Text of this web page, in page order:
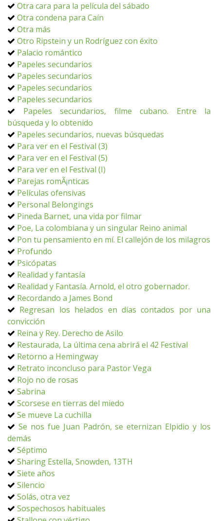
Otra cara para la película del sábado
Otra condena para Caín
Otra más
Otro Ripstein y un Rodríguez con éxito
Palacio romántico
Papeles secundarios
Papeles secundarios
Papeles secundarios
Papeles secundarios
Papeles secundarios, filme cubano. Entre la
búsqueda y lo obtenido
Papeles secundarios, nuevas búsquedas
Para ver en el Festival (3)
Para ver en el Festival (5)
Para ver en el Festival (I)
Parejas romÃ¡nticas
Películas ofensivas
Personal Belongings
Pineda Barnet, una vida por filmar
Poe, La colombiana y un singular Reino animal
Pon tu pensamiento en mí. El callejón de los milagros
Profundo
Psicópatas
Realidad y fantasía
Realidad y Fantasía. Arnold, el otro gobernador.
Recordando a James Bond
Regresan los helados en días contados por una
convicción
Reina y Rey. Derecho de Asilo
Restaurada, La última cena abrirá el 42 Festival
Retorno a Hemingway
Retrato inconcluso para Pastor Vega
Rojo no de rosas
Sabrina
Scorsese en tierras del miedo
Se mueve La cuchilla
Se nos fue Juan Padrón, se eternizan Elpidio y los
demás
Séptimo
Sharing Estella, Snowden, 13TH
Siete años
Silencio
Solás, otra vez
Sospechosos habituales